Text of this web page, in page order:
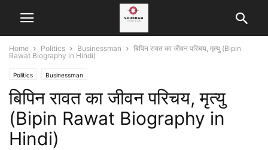
Home Politics Businessman
बिपिन रावत का जीवन परिचय, मृत्यु (Bipin
Rawat Biography in Hindi)
Politics Businessman
बिपिन रावत का जीवन परिचय, मृत्यु
(Bipin Rawat Biography in
Hindi)